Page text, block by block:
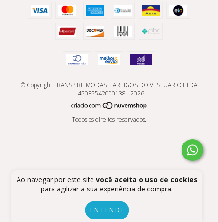
Ao navegar por este site você aceita o uso de cookies
para agilizar a sua experiência de compra.
ENTENDI
© Copyright TRANSPIRE MODAS E ARTIGOS DO VESTUARIO LTDA
- 45035542000138 - 2026
Todos os direitos reservados.